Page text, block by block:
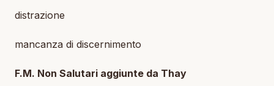
distrazione
mancanza di discernimento
F.M. Non Salutari aggiunte da Thay